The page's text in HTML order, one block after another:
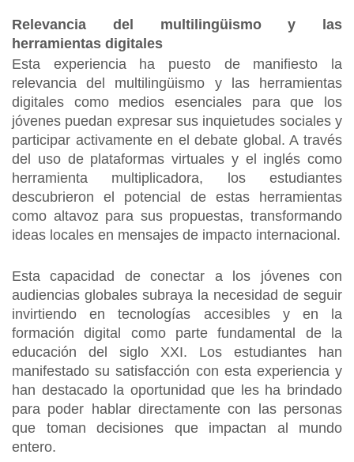
Relevancia del multilingüismo y las
herramientas digitales
Esta experiencia ha puesto de manifiesto la
relevancia del multilingüismo y las herramientas
digitales como medios esenciales para que los
jóvenes puedan expresar sus inquietudes sociales y
participar activamente en el debate global. A través
del uso de plataformas virtuales y el inglés como
herramienta multiplicadora, los estudiantes
descubrieron el potencial de estas herramientas
como altavoz para sus propuestas, transformando
ideas locales en mensajes de impacto internacional.
Esta capacidad de conectar a los jóvenes con
audiencias globales subraya la necesidad de seguir
invirtiendo en tecnologías accesibles y en la
formación digital como parte fundamental de la
educación del siglo XXI. Los estudiantes han
manifestado su satisfacción con esta experiencia y
han destacado la oportunidad que les ha brindado
para poder hablar directamente con las personas
que toman decisiones que impactan al mundo
entero.